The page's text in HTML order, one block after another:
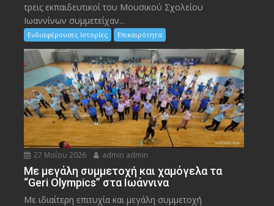
τρεις εκπαιδευτικοί του Μουσικού Σχολείου
Ιωαννίνων συμμετείχαν...
Ενδιαφέρουσες Ιστορίες Επικαιρότητα
27 Μαΐου 2026 admin admin
Με μεγάλη συμμετοχή και χαμόγελα τα
“Geri Olympics” στα Ιωάννινα
Με ιδιαίτερη επιτυχία και μεγάλη συμμετοχή